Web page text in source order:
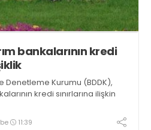
bankalarının kredi
Denetleme Kurumu (BDDK),
kredi sınırlarına ilişkin
11:39